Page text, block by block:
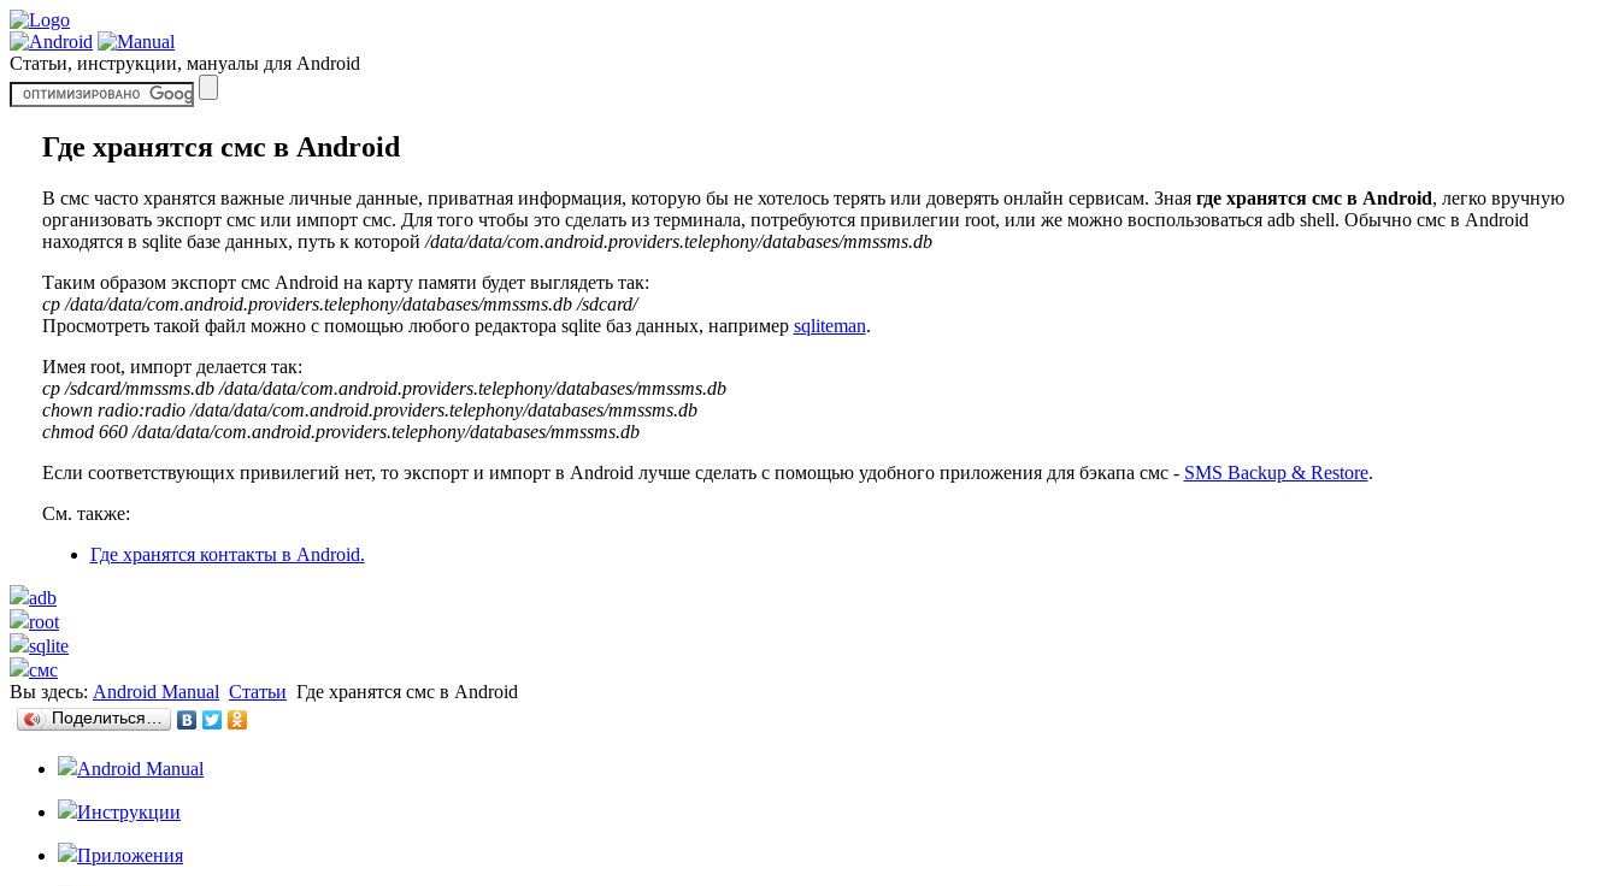
Статьи, инструкции, мануалы для Android
Где хранятся смс в Android
В смс часто хранятся важные личные данные, приватная информация, которую бы не хотелось терять или доверять онлайн сервисам. Зная где хранятся смс в Android, легко вручную
организовать экспорт смс или импорт смс. Для того чтобы это сделать из терминала, потребуются привилегии root, или же можно воспользоваться adb shell. Обычно смс в Android
находятся в sqlite базе данных, путь к которой /data/data/com.android.providers.telephony/databases/mmssms.db
Таким образом экспорт смс Android на карту памяти будет выглядеть так:
cp /data/data/com.android.providers.telephony/databases/mmssms.db /sdcard/
Просмотреть такой файл можно с помощью любого редактора sqlite баз данных, например sqliteman.
Имея root, импорт делается так:
cp /sdcard/mmssms.db /data/data/com.android.providers.telephony/databases/mmssms.db
chown radio:radio /data/data/com.android.providers.telephony/databases/mmssms.db
chmod 660 /data/data/com.android.providers.telephony/databases/mmssms.db
Если соответствующих привилегий нет, то экспорт и импорт в Android лучше сделать с помощью удобного приложения для бэкапа смс - SMS Backup & Restore.
См. также:
Где хранятся контакты в Android.
adb
root
sqlite
смс
Вы здесь: Android Manual Статьи Где хранятся смс в Android
Поделиться…
Android Manual
Инструкции
Приложения